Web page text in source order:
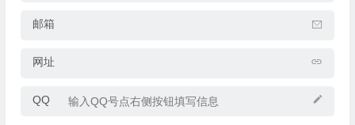
邮箱
网址
QQ